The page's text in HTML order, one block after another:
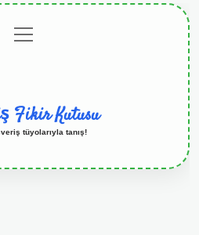
menüyü
aç
Fikir Kutusu
tüyolarıyla tanış!